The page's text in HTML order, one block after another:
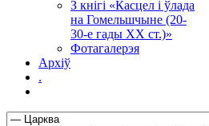
З кнігі «Касцел і ўлада
на Гомельшчыне (20-
30-е гады ХХ ст.)»
Фотагалерэя
Архіў
.